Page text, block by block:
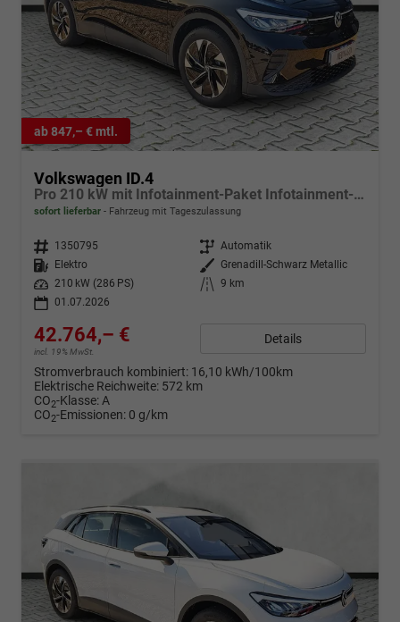
ab 847,– € mtl.
Volkswagen ID.4
Pro 210 kW mit Infotainment-Paket Infotainment- / Assistenz- Komfortp.
sofort lieferbar Fahrzeug mit Tageszulassung
Fahrzeugnr. 1350795 Getriebe Automatik
Kraftstoff
Elektro Außenfarbe
Grenadill-Schwarz Metallic
Leistung
210 kW (286 PS) Kilometerstand
9 km
01.07.2026
42.764,– €
incl. 19% MwSt.
Details
Stromverbrauch kombiniert: 16,10 kWh/100km
Elektrische Reichweite: 572 km
CO2-Klasse:A
CO2-Emissionen: 0 g/km